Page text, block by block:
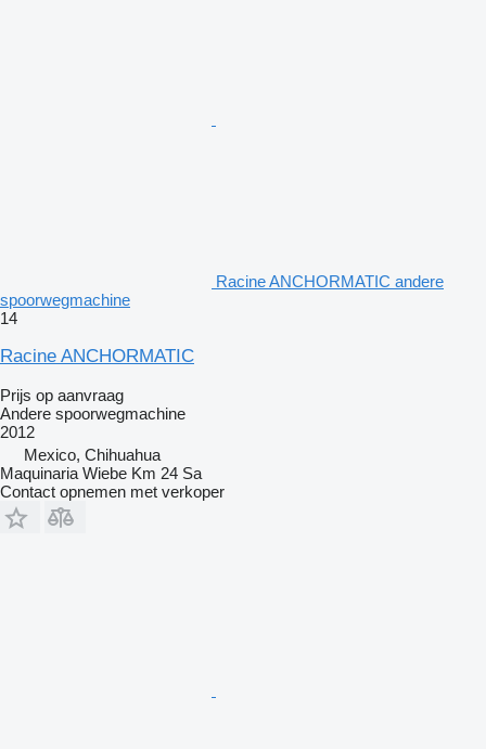
Racine ANCHORMATIC andere
spoorwegmachine
14
Racine ANCHORMATIC
Prijs op aanvraag
Andere spoorwegmachine
2012
Mexico, Chihuahua
Maquinaria Wiebe Km 24 Sa
Contact opnemen met verkoper